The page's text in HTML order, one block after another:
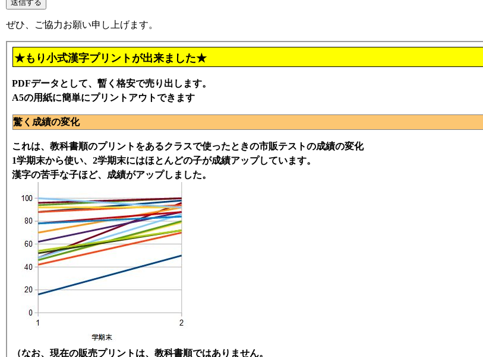
ぜひ、ご協力お願い申し上げます。